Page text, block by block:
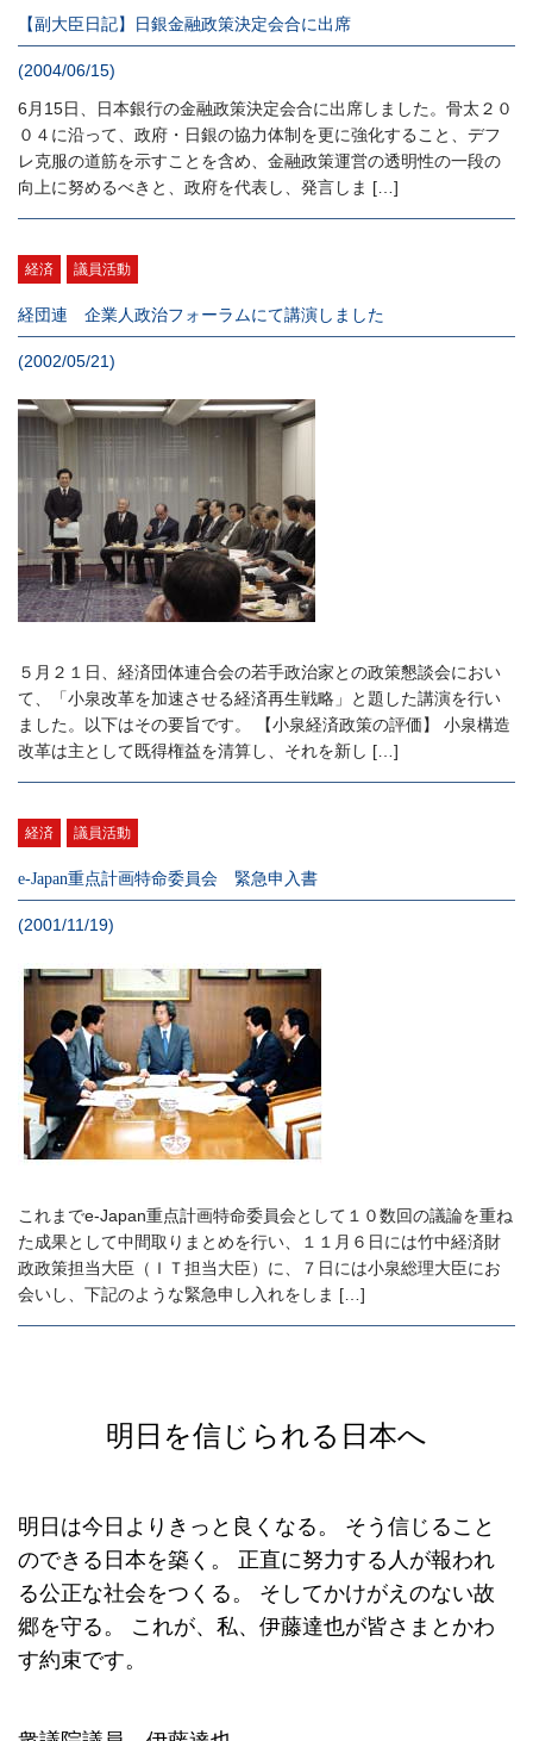
【副大臣日記】日銀金融政策決定会合に出席
(2004/06/15)
6月15日、日本銀行の金融政策決定会合に出席しました。骨太２０
０４に沿って、政府・日銀の協力体制を更に強化すること、デフ
レ克服の道筋を示すことを含め、金融政策運営の透明性の一段の
向上に努めるべきと、政府を代表し、発言しま […]
経済 議員活動
経団連 企業人政治フォーラムにて講演しました
(2002/05/21)
５月２１日、経済団体連合会の若手政治家との政策懇談会におい
て、「小泉改革を加速させる経済再生戦略」と題した講演を行い
ました。以下はその要旨です。 【小泉経済政策の評価】 小泉構造
改革は主として既得権益を清算し、それを新し […]
経済 議員活動
e-Japan重点計画特命委員会 緊急申入書
(2001/11/19)
これまでe-Japan重点計画特命委員会として１０数回の議論を重ね
た成果として中間取りまとめを行い、１１月６日には竹中経済財
政政策担当大臣（ＩＴ担当大臣）に、７日には小泉総理大臣にお
会いし、下記のような緊急申し入れをしま […]
明日を信じられる日本へ
明日は今日よりきっと良くなる。
そう信じること
のできる日本を築く。
正直に努力する人が報われ
る公正な社会をつくる。
そしてかけがえのない故
郷を守る。
これが、私、伊藤達也が皆さまとかわ
す約束です。